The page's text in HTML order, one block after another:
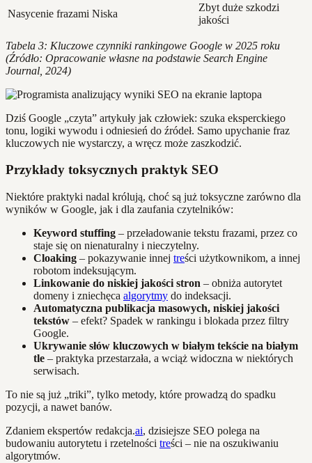
Nasycenie frazami Niska
Zbyt duże szkodzi
jakości
Tabela 3: Kluczowe czynniki rankingowe Google w 2025 roku
(Źródło: Opracowanie własne na podstawie Search Engine
Journal, 2024)
Dziś Google „czyta” artykuły jak człowiek: szuka eksperckiego
tonu, logiki wywodu i odniesień do źródeł. Samo upychanie fraz
kluczowych nie wystarczy, a wręcz może zaszkodzić.
Przykłady toksycznych praktyk SEO
Niektóre praktyki nadal królują, choć są już toksyczne zarówno dla
wyników w Google, jak i dla zaufania czytelników:
Keyword stuffing – przeładowanie tekstu frazami, przez co
staje się on nienaturalny i nieczytelny.
Cloaking – pokazywanie innej treści użytkownikom, a innej
robotom indeksującym.
Linkowanie do niskiej jakości stron – obniża autorytet
domeny i zniechęca algorytmy do indeksacji.
Automatyczna publikacja masowych, niskiej jakości
tekstów – efekt? Spadek w rankingu i blokada przez filtry
Google.
Ukrywanie słów kluczowych w białym tekście na białym
tle – praktyka przestarzała, a wciąż widoczna w niektórych
serwisach.
To nie są już „triki”, tylko metody, które prowadzą do spadku
pozycji, a nawet banów.
Zdaniem ekspertów redakcja.ai, dzisiejsze SEO polega na
budowaniu autorytetu i rzetelności treści – nie na oszukiwaniu
algorytmów.